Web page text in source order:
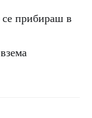
се прибираш в